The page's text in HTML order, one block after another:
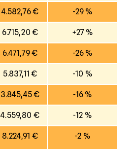
4.582,76 € -29 %
6.715,20 € +27 %
6.471,79 € -26 %
5.837,11 € -10 %
3.845,45 € -16 %
4.559,80 € -12 %
8.224,91 € -2 %